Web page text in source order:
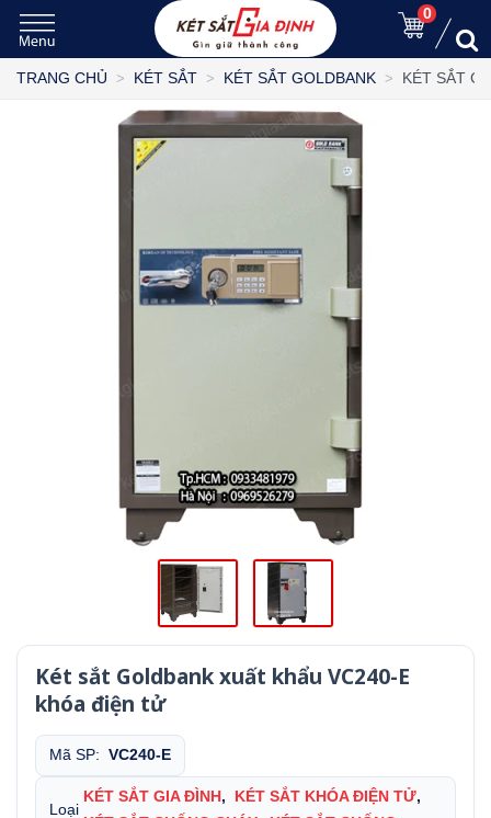
0
TRANG CHỦ KÉT SẮT KÉT SẮT GOLDBANK KÉT SẮT
Két sắt Goldbank xuất khẩu VC240-E
khóa điện tử
Mã SP: VC240-E
Loại
KÉT SẮT GIA ĐÌNH , KÉT SẮT KHÓA ĐIỆN TỬ,